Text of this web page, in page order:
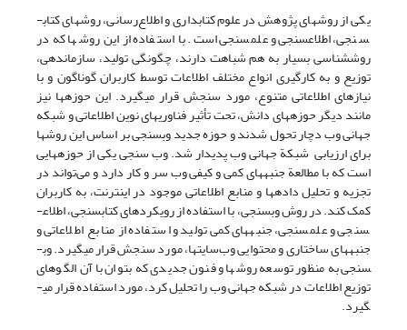
یکی از روشهای پژوهش در علوم کتابداری و اطلاع‌رسانی، روشهای کتاب­
سنجی، اطلاع­سنجی و علم­سنجی است. با استفاده از این روشها که در
روش­شناسی بسیار به هم شباهت دارند، چگونگی تولید، سازماندهی،
توزیع و به کارگیری انواع مختلف اطلاعات توسط کاربران گوناگون و با
نیازهای اطلاعاتی متنوع، مورد سنجش قرار می­گیرد. این حوزه­ها نیز
مانند دیگر حوزه­های دانش، تحت تأثیر فناوریهای نوین اطلاعاتی و شبکه
جهانی وب دچار تحول شدند و حوزه جدید وب­سنجی بر اساس این روشها
برای ارزیابی شبکة جهانی وب پدیدار شد. وب سنجی یکی از حوزه­هایی
است که با مطالعة جنبه­های کمی و کیفی وب سر و کار دارد و می‌تواند در
تجزیه و تحلیل داده­ها و منابع اطلاعاتی موجود در اینترنت، به کاربران
کمک کند. در روش وب­سنجی، با استفاده از رویکردهای کتاب­سنجی، اطلاع­
سنجی و علم­سنجی، جنبه­های کمی تولید و استفاده از منابع اطلاعاتی و
جنبه­های­ ساختاری و محتوایی وب‌سایتها، مورد سنجش قرار می­گیرد. وب­
سنجی به منظور توسعه روشها و فنون جدیدی که بتوان با آن الگوهای
توزیع اطلاعات در شبکه جهانی وب را تحلیل کرد، مورد استفاده قرار می­
گیرد.